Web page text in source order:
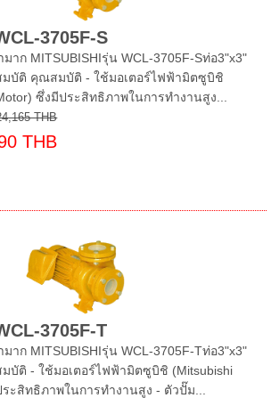
3705F-S
ก MITSUBISHIรุ่น WCL-3705F-Sท่อ3"x3"
มบัติ คุณสมบัติ - ใช้มอเตอร์ไฟฟ้ามิตซูบิชิ
ซึ่งมีประสิทธิภาพในการทำงานสูง...
THB
THB
3705F-T
ก MITSUBISHIรุ่น WCL-3705F-Tท่อ3"x3"
บัติ - ใช้มอเตอร์ไฟฟ้ามิตซูบิชิ (Mitsubishi
ะสิทธิภาพในการทำงานสูง - ตัวปั๊ม...